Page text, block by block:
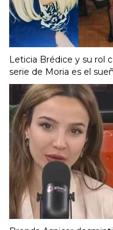
Leticia Brédice y su rol
serie de Moria es el